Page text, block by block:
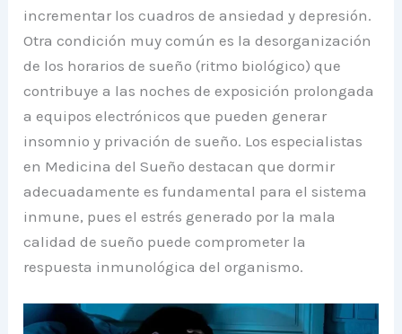
incrementar los cuadros de ansiedad y depresión.
Otra condición muy común es la desorganización
de los horarios de sueño (ritmo biológico) que
contribuye a las noches de exposición prolongada
a equipos electrónicos que pueden generar
insomnio y privación de sueño. Los especialistas
en Medicina del Sueño destacan que dormir
adecuadamente es fundamental para el sistema
inmune, pues el estrés generado por la mala
calidad de sueño puede comprometer la
respuesta inmunológica del organismo.